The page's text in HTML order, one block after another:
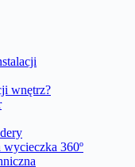
wnętrz?
360º